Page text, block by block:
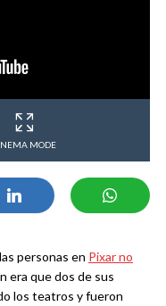
MODE
personas en Pixar no
era que dos de sus
los teatros y fueron